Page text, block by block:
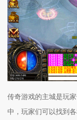
传奇游戏的主城是玩
中，玩家们可以找到